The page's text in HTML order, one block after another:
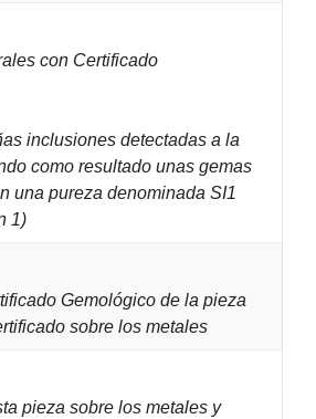
con Certificado
inclusiones detectadas a la
como resultado unas gemas
una pureza denominada SI1
1)
Gemológico de la pieza
sobre los metales
pieza sobre los metales y